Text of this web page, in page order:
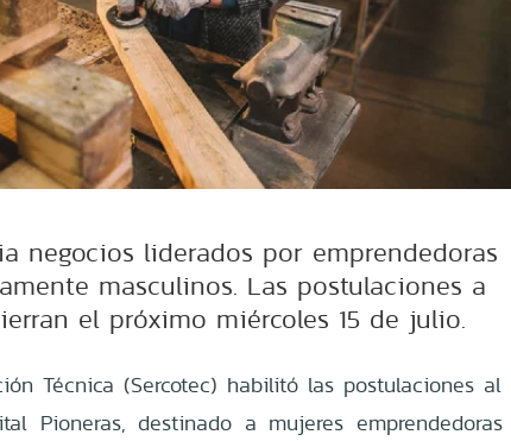
negocios liderados por emprendedoras
masculinos. Las postulaciones a
el próximo miércoles 15 de julio.
Técnica (Sercotec) habilitó las postulaciones al
Pioneras, destinado a mujeres emprendedoras